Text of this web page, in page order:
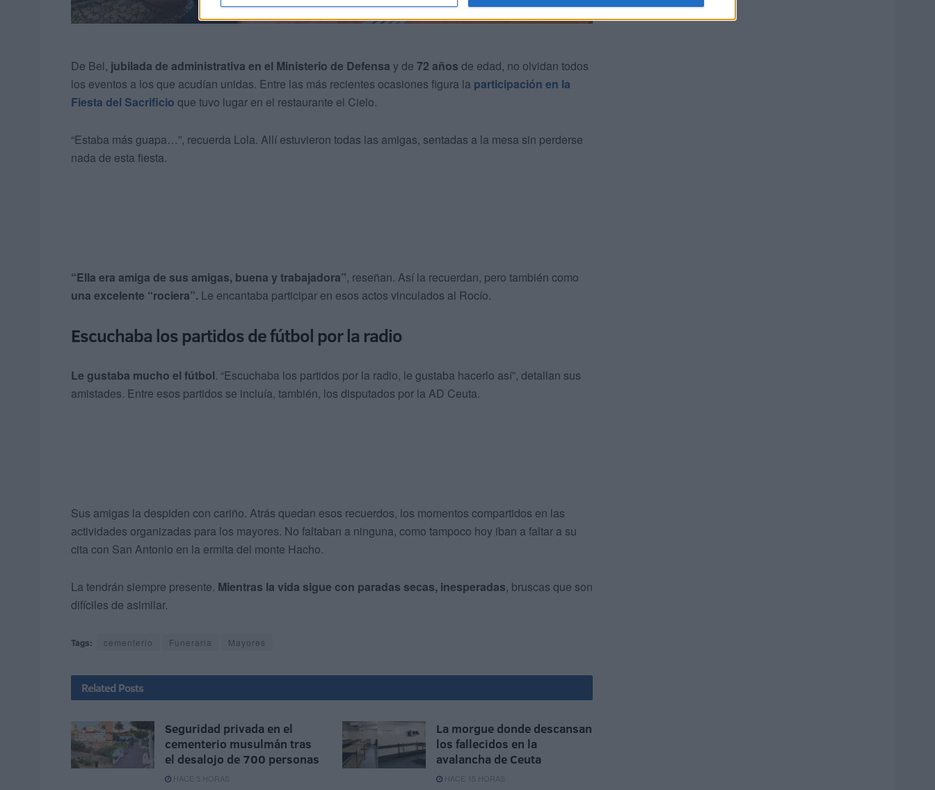
De Bel, jubilada de administrativa en el Ministerio de Defensa y de 72 años de edad, no olvidan todos
los eventos a los que acudían unidas. Entre las más recientes ocasiones figura la participación en la
Fiesta del Sacrificio que tuvo lugar en el restaurante el Cielo.
“Estaba más guapa…”, recuerda Lola. Allí estuvieron todas las amigas, sentadas a la mesa sin perderse
nada de esta fiesta.
“Ella era amiga de sus amigas, buena y trabajadora”, reseñan. Así la recuerdan, pero también como
una excelente “rociera”. Le encantaba participar en esos actos vinculados al Rocío.
Escuchaba los partidos de fútbol por la radio
Le gustaba mucho el fútbol. “Escuchaba los partidos por la radio, le gustaba hacerlo así”, detallan sus
amistades. Entre esos partidos se incluía, también, los disputados por la AD Ceuta.
Sus amigas la despiden con cariño. Atrás quedan esos recuerdos, los momentos compartidos en las
actividades organizadas para los mayores. No faltaban a ninguna, como tampoco hoy iban a faltar a su
cita con San Antonio en la ermita del monte Hacho.
La tendrán siempre presente. Mientras la vida sigue con paradas secas, inesperadas, bruscas que son
difíciles de asimilar.
Tags: cementerio Funeraria Mayores
Related Posts
Seguridad privada en el
cementerio musulmán tras
el desalojo de 700 personas
HACE 5 HORAS
La morgue donde descansan
los fallecidos en la
avalancha de Ceuta
HACE 15 HORAS